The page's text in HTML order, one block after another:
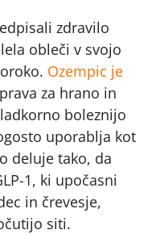
zdravilo
obleči v svojo
Ozempic je
za hrano in
boleznijo
uporablja kot
deluje tako, da
1, ki upočasni
in črevesje,
siti.